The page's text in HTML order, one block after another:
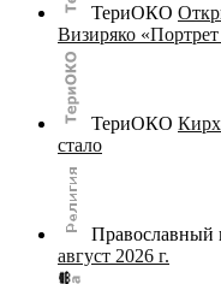
ТериОКО
Визиряко
ТериОКО
стало
Православный
август 2026 г.